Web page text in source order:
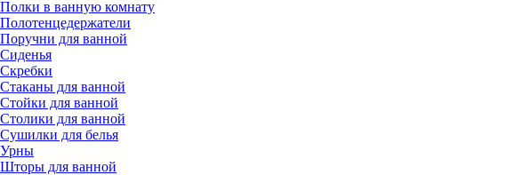
Полки в ванную комнату
Полотенцедержатели
Поручни для ванной
Сиденья
Скребки
Стаканы для ванной
Стойки для ванной
Столики для ванной
Сушилки для белья
Урны
Шторы для ванной